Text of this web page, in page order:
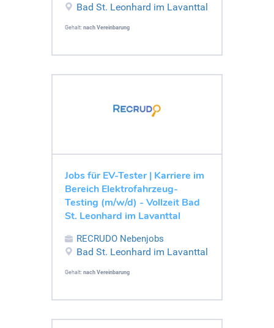
Bad St. Leonhard im Lavanttal
Gehalt: nach Vereinbarung
Jobs für EV-Tester | Karriere im
Bereich Elektrofahrzeug-
Testing (m/w/d) - Vollzeit Bad
St. Leonhard im Lavanttal
RECRUDO Nebenjobs
Bad St. Leonhard im Lavanttal
Gehalt: nach Vereinbarung